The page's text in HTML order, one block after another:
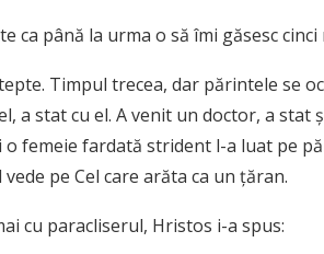
ca până la urma o să îmi găsesc
Timpul trecea, dar părintele se
a stat cu el. A venit un doctor, a stat
femeie fardată strident l-a luat pe
pe Cel care arăta ca un ţăran.
cu paracliserul, Hristos i-a spus: